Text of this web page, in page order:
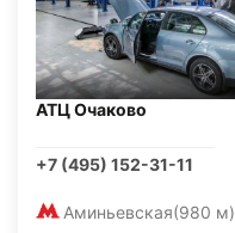
АТЦ Очаково
+7 (495) 152-31-11
Аминьевская(980 м)